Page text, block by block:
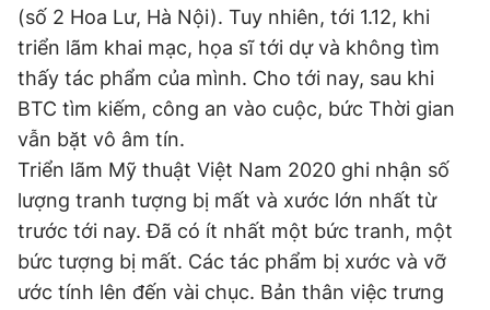
Phó tổng biên tập: Trần Việt Hưng
Tổng thư ký tòa soạn: Đức Trung
Giấy phép xuất bản số 110/GP - BTTTT cấp ngày 24.3.2020
© 2003-2026 Bản quyền thuộc về Báo Thanh Niên. Cấm sao
chép dưới mọi hình thức nếu không có sự chấp thuận bằng văn
bản. Phát triển bởi ePi Technologies, JSC.
(số 2 Hoa Lư, Hà Nội). Tuy nhiên, tới 1.12, khi
triển lãm khai mạc, họa sĩ tới dự và không tìm
thấy tác phẩm của mình. Cho tới nay, sau khi
BTC tìm kiếm, công an vào cuộc, bức Thời gian
vẫn bặt vô âm tín.
Triển lãm Mỹ thuật Việt Nam 2020 ghi nhận số
lượng tranh tượng bị mất và xước lớn nhất từ
trước tới nay. Đã có ít nhất một bức tranh, một
bức tượng bị mất. Các tác phẩm bị xước và vỡ
ước tính lên đến vài chục. Bản thân việc trưng